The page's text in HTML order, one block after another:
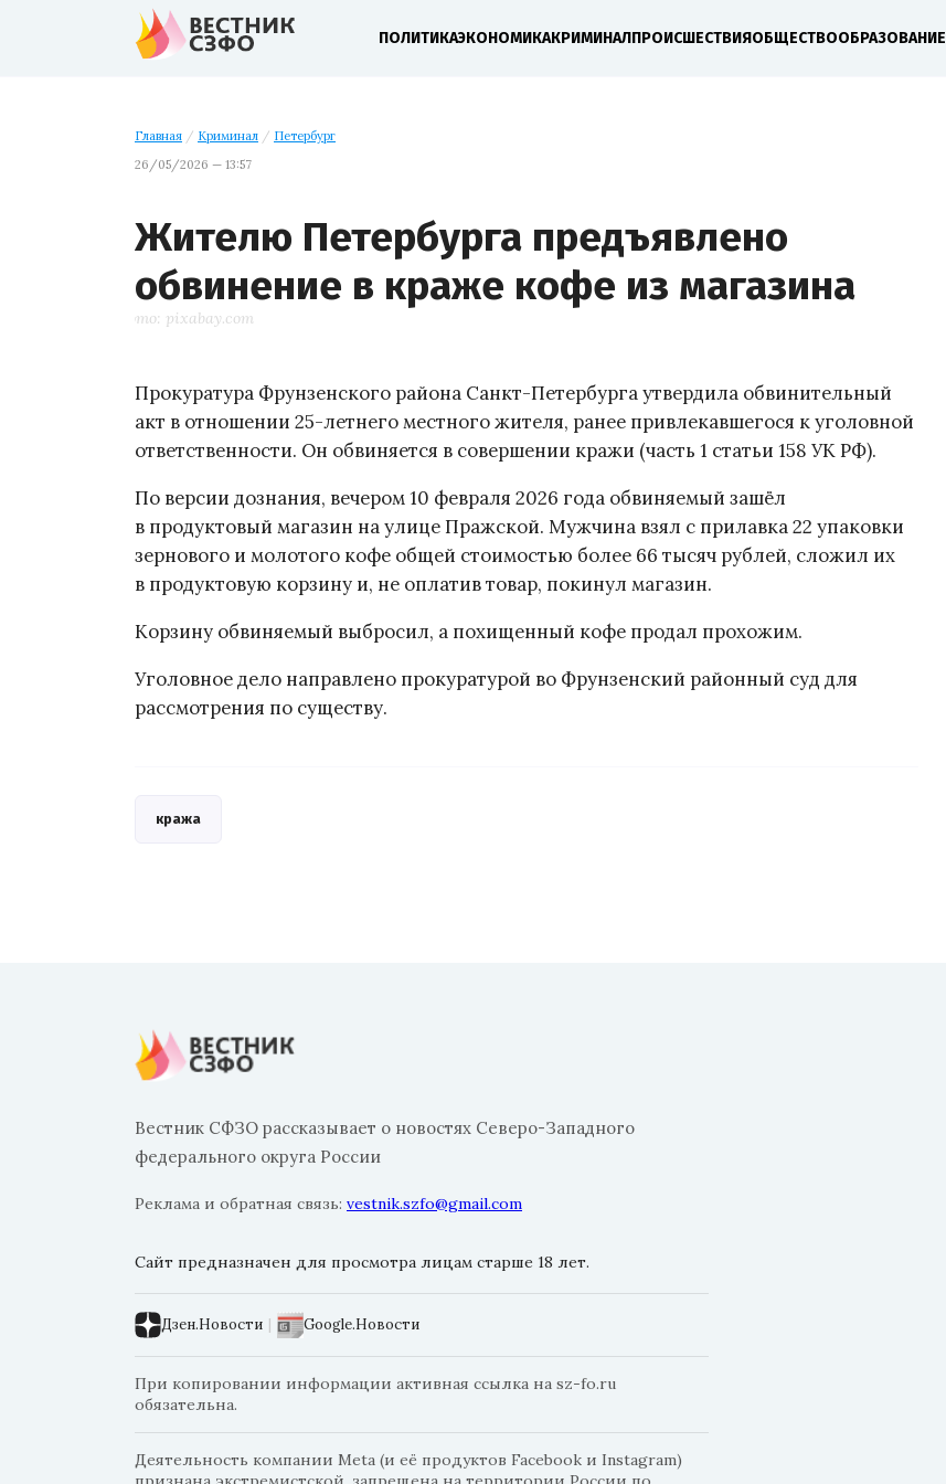
ПОЛИТИКАЭКОНОМИКАКРИМИНАЛПРОИСШЕСТВИЯОБЩЕСТВООБРАЗОВАНИЕ
Главная / Криминал / Петербург
26/05/2026 — 13:57
Жителю Петербурга предъявлено
обвинение в краже кофе из магазина
Фото: pixabay.com
Прокуратура Фрунзенского района Санкт-Петербурга утвердила обвинительный
акт в отношении 25-летнего местного жителя, ранее привлекавшегося к уголовной
ответственности. Он обвиняется в совершении кражи (часть 1 статьи 158 УК РФ).
По версии дознания, вечером 10 февраля 2026 года обвиняемый зашёл
в продуктовый магазин на улице Пражской. Мужчина взял с прилавка 22 упаковки
зернового и молотого кофе общей стоимостью более 66 тысяч рублей, сложил их
в продуктовую корзину и, не оплатив товар, покинул магазин.
Корзину обвиняемый выбросил, а похищенный кофе продал прохожим.
Уголовное дело направлено прокуратурой во Фрунзенский районный суд для
рассмотрения по существу.
кража
Вестник СФЗО рассказывает о новостях Северо-Западного
федерального округа России
Реклама и обратная связь: vestnik.szfo@gmail.com
Сайт предназначен для просмотра лицам старше 18 лет.
Дзен.Новости | Google.Новости
При копировании информации активная ссылка на sz-fo.ru
обязательна.
Деятельность компании Meta (и её продуктов Facebook и Instagram)